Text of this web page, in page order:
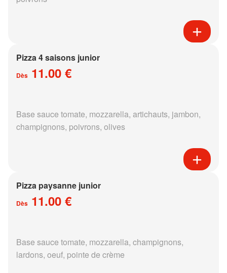
Pizza 4 saisons junior
Dès 11.00 €
Base sauce tomate, mozzarella, artichauts, jambon,
champignons, poivrons, olives
Pizza paysanne junior
Dès 11.00 €
Base sauce tomate, mozzarella, champignons,
lardons, oeuf, pointe de crème